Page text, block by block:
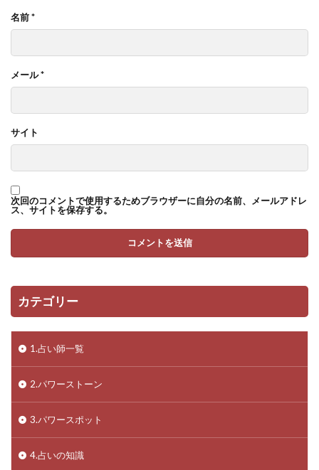
名前*
メール*
サイト
次回のコメントで使用するためブラウザーに自分の名前、メールアドレ
ス、サイトを保存する。
カテゴリー
1.占い師一覧
2.パワーストーン
3.パワースポット
4.占いの知識